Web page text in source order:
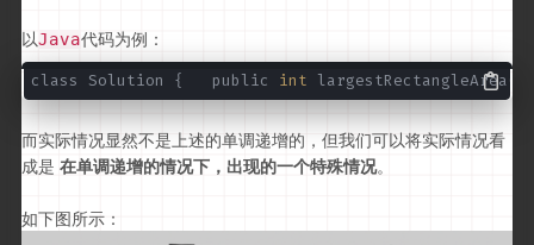
以Java代码为例：
class Solution { public int largestRectangleArea(
而实际情况显然不是上述的单调递增的，但我们可以将实际情况看
成是 在单调递增的情况下，出现的一个特殊情况。
如下图所示：